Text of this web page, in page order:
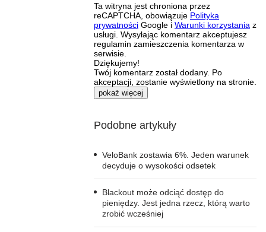
Ta witryna jest chroniona przez
reCAPTCHA, obowiązuje Polityka
prywatności Google i Warunki korzystania z
usługi. Wysyłając komentarz akceptujesz
regulamin zamieszczenia komentarza w
serwisie.
Dziękujemy!
Twój komentarz został dodany. Po
akceptacji, zostanie wyświetlony na stronie.
pokaż więcej
Podobne artykuły
VeloBank zostawia 6%. Jeden warunek
decyduje o wysokości odsetek
Blackout może odciąć dostęp do
pieniędzy. Jest jedna rzecz, którą warto
zrobić wcześniej